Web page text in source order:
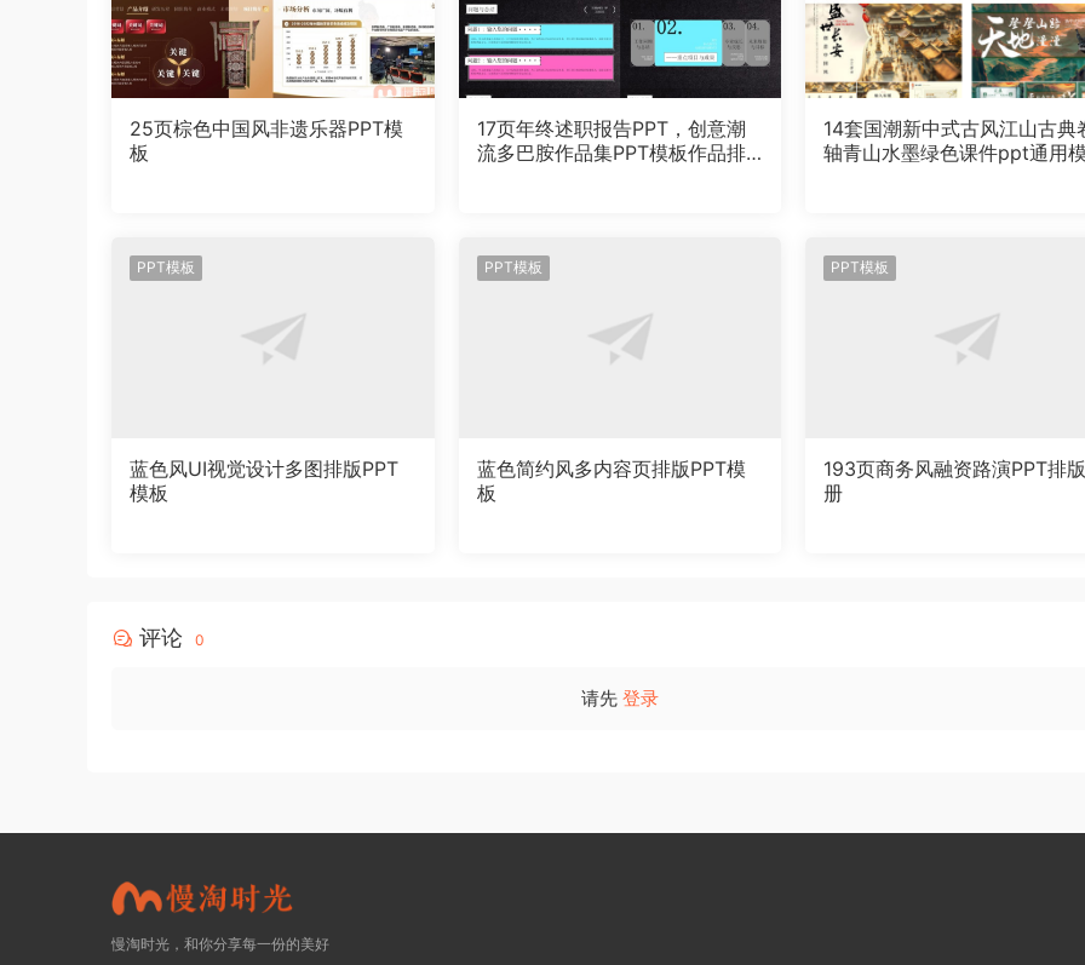
25页棕色中国风非遗乐器PPT模
板
17页年终述职报告PPT，创意潮
流多巴胺作品集PPT模板作品排
14套国潮新中式古风江山古典
轴青山水墨绿色课件ppt通用
PPT模板
蓝色风UI视觉设计多图排版PPT
模板
PPT模板
蓝色简约风多内容页排版PPT模
板
PPT模板
193页商务风融资路演PPT排
册
评论 0
请先 登录
慢淘时光，和你分享每一份的美好